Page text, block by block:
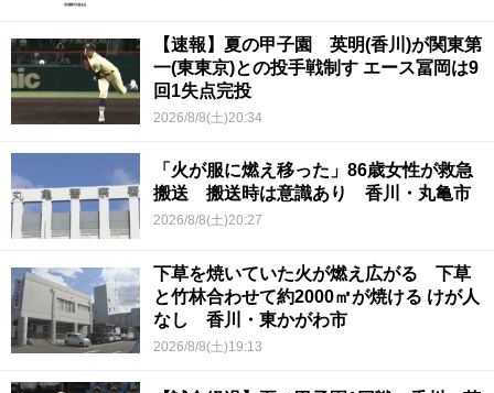
【速報】夏の甲子園 英明(香川)が関東第
一(東東京)との投手戦制す エース冨岡は9
回1失点完投
2026/8/8(土)20:34
「火が服に燃え移った」86歳女性が救急
搬送 搬送時は意識あり 香川・丸亀市
2026/8/8(土)20:27
下草を焼いていた火が燃え広がる 下草
と竹林合わせて約2000㎡が焼ける けが人
なし 香川・東かがわ市
2026/8/8(土)19:13